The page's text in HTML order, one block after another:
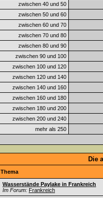
zwischen 40 und 50
zwischen 50 und 60
zwischen 60 und 70
zwischen 70 und 80
zwischen 80 und 90
zwischen 90 und 100
zwischen 100 und 120
zwischen 120 und 140
zwischen 140 und 160
zwischen 160 und 180
zwischen 180 und 200
zwischen 200 und 240
mehr als 250
Die
Thema
Wasserstände Paylake in Frankreich
Im Forum: Frankreich